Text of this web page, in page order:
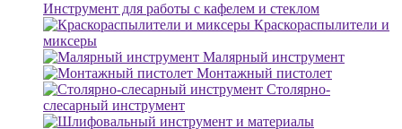
Инструмент для работы с кафелем и стеклом
Краскораспылители и
миксеры
Малярный инструмент
Монтажный пистолет
Столярно-
слесарный инструмент